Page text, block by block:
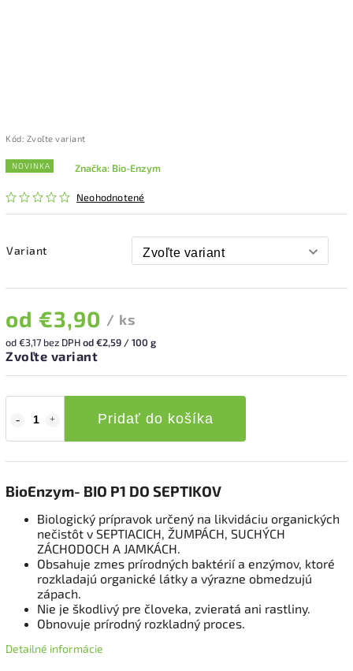
Kód: Zvoľte variant
NOVINKA
Neohodnotené
Značka: Bio-Enzym
Variant
od €3,90 / ks
od€3,17 bez DPHod €2,59 / 100 g
Zvoľte variant
Pridať do košíka
BioEnzym- BIO P1 DO SEPTIKOV
Biologický prípravok určený na likvidáciu organických
nečistôt v SEPTIACICH, ŽUMPÁCH, SUCHÝCH
ZÁCHODOCH A JAMKÁCH.
Obsahuje zmes prírodných baktérií a enzýmov, ktoré
rozkladajú organické látky a výrazne obmedzujú
zápach.
Nie je škodlivý pre človeka, zvieratá ani rastliny.
Obnovuje prírodný rozkladný proces.
Detailné informácie